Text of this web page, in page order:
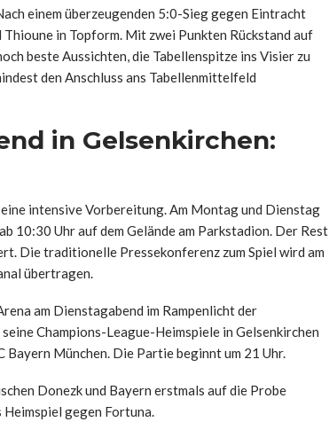
einem überzeugenden 5:0-Sieg gegen Eintracht
Thioune in Topform. Mit zwei Punkten Rückstand auf
beste Aussichten, die Tabellenspitze ins Visier zu
den Anschluss ans Tabellenmittelfeld
in Gelsenkirchen:
intensive Vorbereitung. Am Montag und Dienstag
Uhr auf dem Gelände am Parkstadion. Der Rest
Die traditionelle Pressekonferenz zum Spiel wird am
übertragen.
am Dienstagabend im Rampenlicht der
seine Champions-League-Heimspiele in Gelsenkirchen
München. Die Partie beginnt um 21 Uhr.
Donezk und Bayern erstmals auf die Probe
Heimspiel gegen Fortuna.